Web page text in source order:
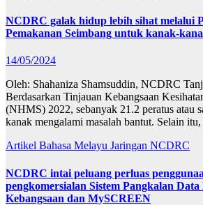
NCDRC galak hidup lebih sihat melalui
Pemakanan Seimbang untuk kanak-
14/05/2024
Oleh: Shahaniza Shamsuddin, NCDRC
Berdasarkan Tinjauan Kebangsaan
(NHMS) 2022, sebanyak 21.2 peratus atau
kanak mengalami masalah bantut. Selain
Artikel Bahasa Melayu Jaringan NCDRC
NCDRC intai peluang perluas
pengkomersialan Sistem Pangkalan
Kebangsaan dan MySCREEN